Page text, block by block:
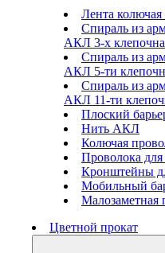
Лента колючая
Спираль из
АКЛ 3-х
Спираль из
АКЛ 5-ти
Спираль из
АКЛ 11-ти
Плоский
Нить АКЛ
Колючая
Проволока
Кронштейны
Мобильный
Малозаметная
Цветной прокат